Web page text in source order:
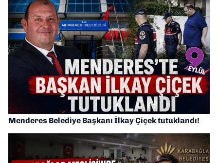
Menderes Belediye Başkanı İlkay Çiçek tutuklandı!